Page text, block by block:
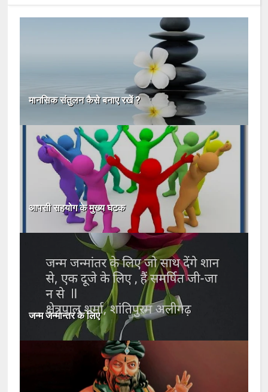
मानसिक संतुलन कैसे बनाए रखें ?
आपसी सहयोग के मुख्य घटक
जन्म जन्मान्तर के लिए